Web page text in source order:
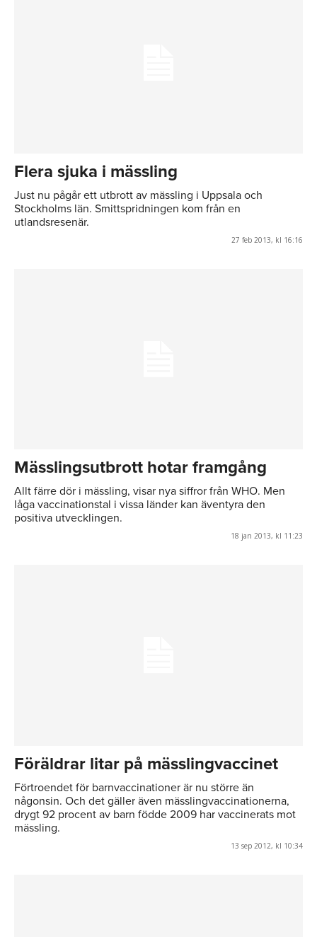
Flera sjuka i mässling
Just nu pågår ett utbrott av mässling i Uppsala och
Stockholms län. Smittspridningen kom från en
utlandsresenär.
27 feb 2013, kl 16:16
Mässlingsutbrott hotar framgång
Allt färre dör i mässling, visar nya siffror från WHO. Men
låga vaccinationstal i vissa länder kan äventyra den
positiva utvecklingen.
18 jan 2013, kl 11:23
Föräldrar litar på mässlingvaccinet
Förtroendet för barnvaccinationer är nu större än
någonsin. Och det gäller även mässlingvaccinationerna,
drygt 92 procent av barn födde 2009 har vaccinerats mot
mässling.
13 sep 2012, kl 10:34